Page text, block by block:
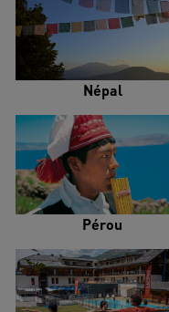
Népal
Pérou